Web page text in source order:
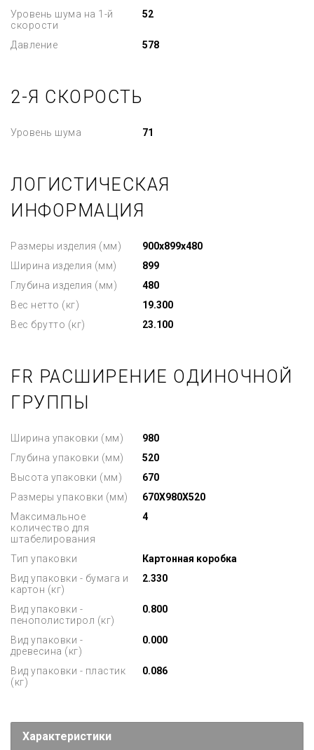
Уровень шума на 1-й
скорости
52
Давление 578
2-Я СКОРОСТЬ
Уровень шума 71
ЛОГИСТИЧЕСКАЯ
ИНФОРМАЦИЯ
Размеры изделия (мм)
900x899x480
Ширина изделия (мм)
899
Глубина изделия (мм)
480
Вес нетто (кг)
19.300
Вес брутто (кг)
23.100
FR РАСШИРЕНИЕ ОДИНОЧНОЙ
ГРУППЫ
Ширина упаковки (мм)
980
Глубина упаковки (мм)
520
Высота упаковки (мм)
670
Размеры упаковки (мм)
670X980X520
Максимальное
количество для
штабелирования
4
Тип упаковки
Картонная коробка
Вид упаковки - бумага и
картон (кг)
2.330
Вид упаковки -
пенополистирол (кг)
0.800
Вид упаковки -
древесина (кг)
0.000
Вид упаковки - пластик
(кг)
0.086
Характеристики